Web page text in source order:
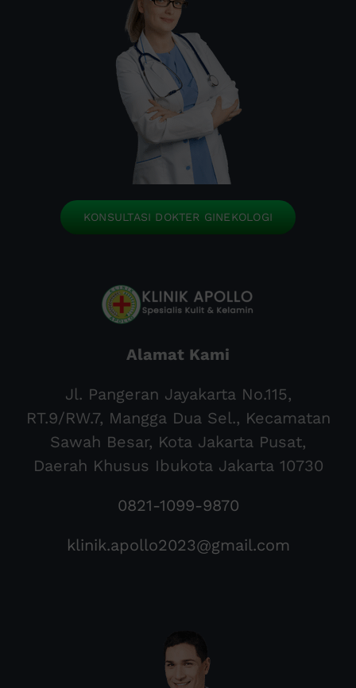
KONSULTASI DOKTER GINEKOLOGI
Alamat Kami
Jl. Pangeran Jayakarta No.115,
RT.9/RW.7, Mangga Dua Sel., Kecamatan
Sawah Besar, Kota Jakarta Pusat,
Daerah Khusus Ibukota Jakarta 10730
0821-1099-9870
klinik.apollo2023@gmail.com